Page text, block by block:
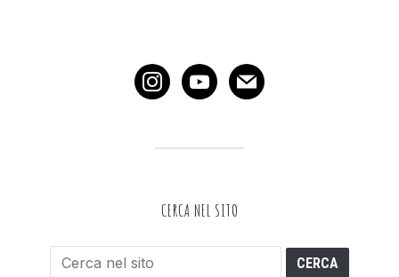
instagramyoutubemail
CERCA NEL SITO